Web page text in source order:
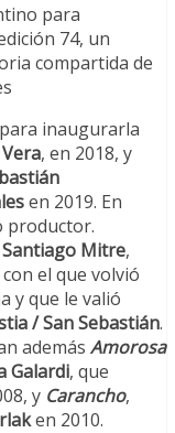
para
74, un
compartida de
para inaugurarla
, en 2018, y
en 2019. En
productor.
Santiago Mitre,
el que volvió
y que le valió
/ San Sebastián.
además Amorosa
Galardi, que
y Carancho,
en 2010.